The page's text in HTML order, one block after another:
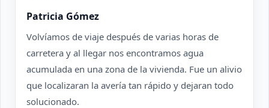
Patricia Gómez
Volvíamos de viaje después de varias horas de
carretera y al llegar nos encontramos agua
acumulada en una zona de la vivienda. Fue un alivio
que localizaran la avería tan rápido y dejaran todo
solucionado.